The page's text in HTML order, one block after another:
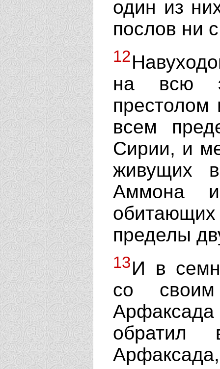
один из
послов ни
12
на всю
престолом
всем
Сирии, и
живущих
Аммона
пределы
13И в
со
обратил